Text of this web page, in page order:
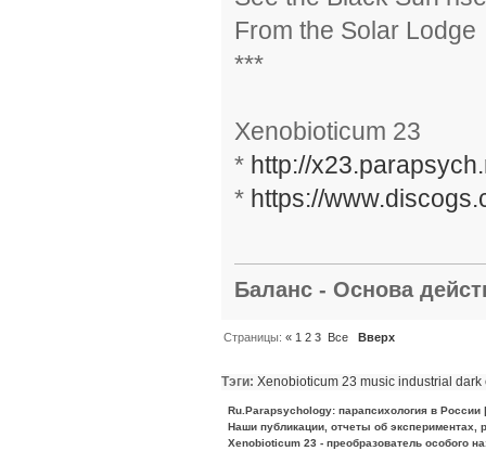
From the Solar Lodge
***
Xenobioticum 23
* http://
* https://
Баланс - Основа
Страницы:« 1 2 3 Все Вверх
Тэги: Xenobioticum 23 music industrial dark
Ru.Parapsychology: парапсихология в
Наши публикации, отчеты об экспериментах,
Xenobioticum 23 - преобразователь особого